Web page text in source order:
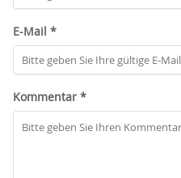
E-Mail *
Kommentar *